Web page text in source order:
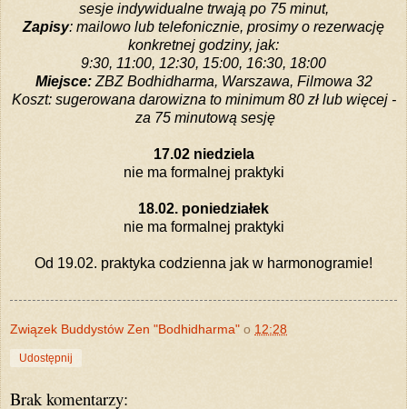
sesje indywidualne trwają po 75 minut,
Zapisy: mailowo lub telefonicznie, prosimy o rezerwację
konkretnej godziny, jak:
9:30, 11:00, 12:30, 15:00, 16:30, 18:00
Miejsce:ZBZ Bodhidharma, Warszawa, Filmowa 32
Koszt: sugerowana darowizna to minimum 80 zł lub więcej -
za 75 minutową sesję
17.02 niedziela
nie ma formalnej praktyki
18.02. poniedziałek
nie ma formalnej praktyki
Od 19.02. praktyka codzienna jak w harmonogramie!
Związek Buddystów Zen "Bodhidharma" o 12:28
Udostępnij
Brak komentarzy: